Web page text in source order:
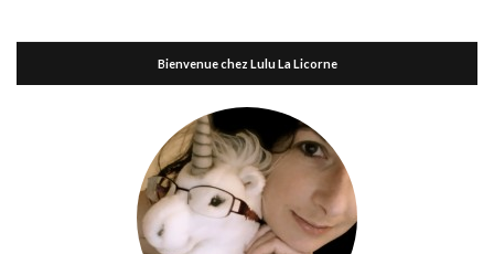
Bienvenue chez Lulu La Licorne